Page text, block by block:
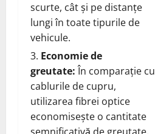
scurte, cât și pe distanțe
lungi în toate tipurile de
vehicule.
Economie de
greutate:În comparație cu
cablurile de cupru,
utilizarea fibrei optice
economisește o cantitate